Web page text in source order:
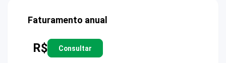
Faturamento anual
R$ Consultar